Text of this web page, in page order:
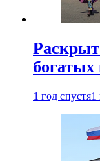
1 год спустя1